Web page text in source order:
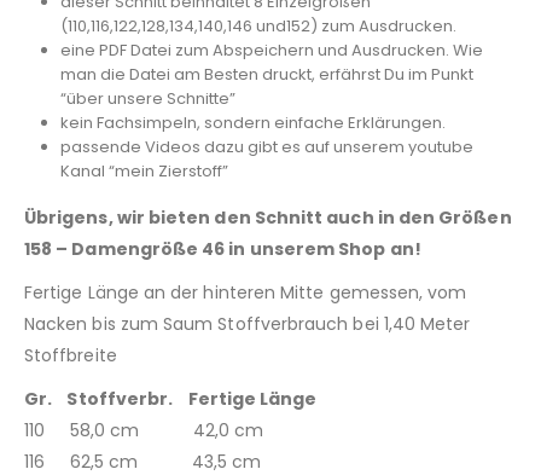
(110,116,122,128,134,140,146 und152) zum Ausdrucken.
eine PDF Datei zum Abspeichern und Ausdrucken. Wie
man die Datei am Besten druckt, erfährst Du im Punkt
“über unsere Schnitte”
kein Fachsimpeln, sondern einfache Erklärungen.
passende Videos dazu gibt es auf unserem youtube
Kanal “mein Zierstoff”
Übrigens, wir bieten den Schnitt auch in den Größen
158 – Damengröße 46 in unserem Shop an!
Fertige Länge an der hinteren Mitte gemessen, vom
Nacken bis zum Saum Stoffverbrauch bei 1,40 Meter
Stoffbreite
Gr. Stoffverbr. Fertige Länge
110 58,0 cm 42,0 cm
116 62,5 cm 43,5 cm